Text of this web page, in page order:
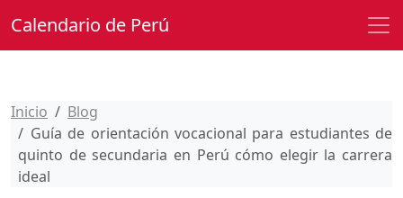
Calendario de Perú
Inicio
Blog
Guía de orientación vocacional para estudiantes de
quinto de secundaria en Perú cómo elegir la carrera
ideal